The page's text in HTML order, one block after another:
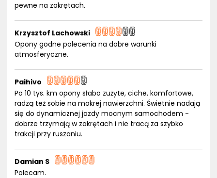
pewne na zakrętach.
Krzysztof Lachowski
Opony godne polecenia na dobre warunki
atmosferyczne.
Paihivo
Po 10 tys. km opony słabo zużyte, ciche, komfortowe,
radzą też sobie na mokrej nawierzchni. Świetnie nadają
się do dynamicznej jazdy mocnym samochodem -
dobrze trzymają w zakrętach i nie tracą za szybko
trakcji przy ruszaniu.
Damian S
Polecam.